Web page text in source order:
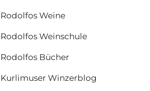
Rodolfos Weine
Rodolfos Weinschule
Rodolfos Bücher
Kurlimuser Winzerblog